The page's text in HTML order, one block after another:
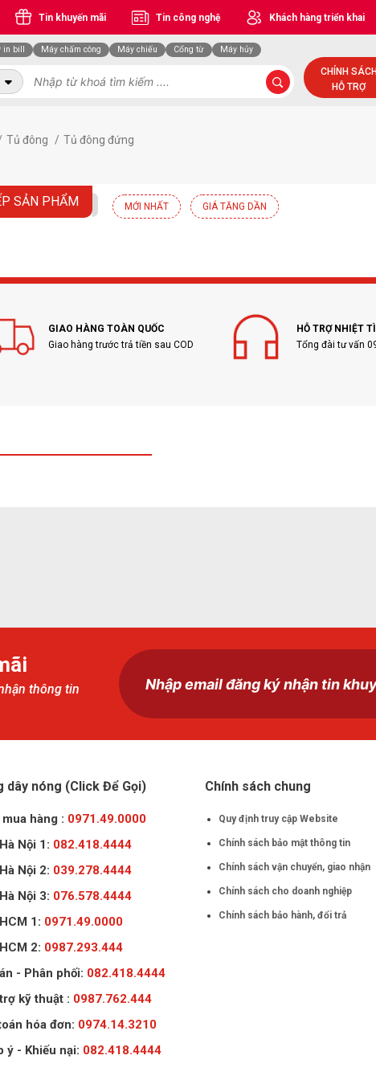
Tin khuyến mãi Tin công nghệ Khách hàng triển khai
in bill Máy chấm công Máy chiếu Cổng từ Máy hủy
CHÍNH SÁCH
HỖ TRỢ
Tủ đông / Tủ đông đứng
SẢN PHẨM MỚI NHẤT GIÁ TĂNG DẦN
GIAO HÀNG TOÀN QUỐC
Giao hàng trước trả tiền sau COD
HỖ TRỢ NHIỆT
Tổng đài tư vấn
thông tin
dây nóng (Click Để Gọi)
mua hàng : 0971.49.0000
Nội 1: 082.418.4444
Nội 2: 039.278.4444
Nội 3: 076.578.4444
1: 0971.49.0000
2: 0987.293.444
- Phân phối: 082.418.4444
kỹ thuật : 0987.762.444
hóa đơn: 0974.14.3210
ý - Khiếu nại: 082.418.4444
Chính sách chung
Quy định truy cập Website
Chính sách bảo mật thông tin
Chính sách vận chuyển, giao nhận
Chính sách cho doanh nghiệp
Chính sách bảo hành, đổi trả